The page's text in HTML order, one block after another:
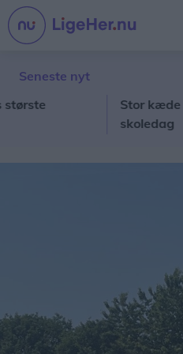
Seneste nyt
Stor kæde
skoledag